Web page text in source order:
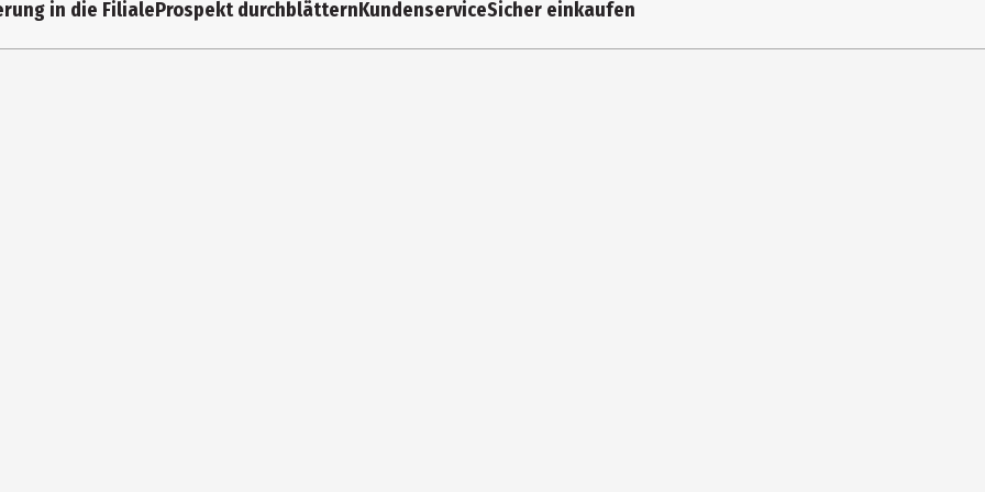
in die FilialeProspekt durchblätternKundenserviceSicher einkaufen